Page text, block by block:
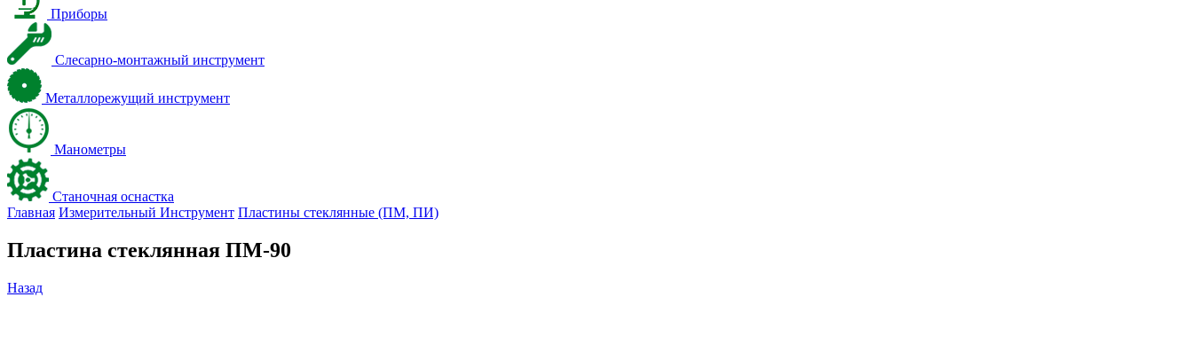
Приборы
Слесарно-монтажный инструмент
Металлорежущий инструмент
Манометры
Станочная оснастка
Главная Измерительный Инструмент Пластины стеклянные (ПМ, ПИ)
Пластина стеклянная ПМ-90
Назад